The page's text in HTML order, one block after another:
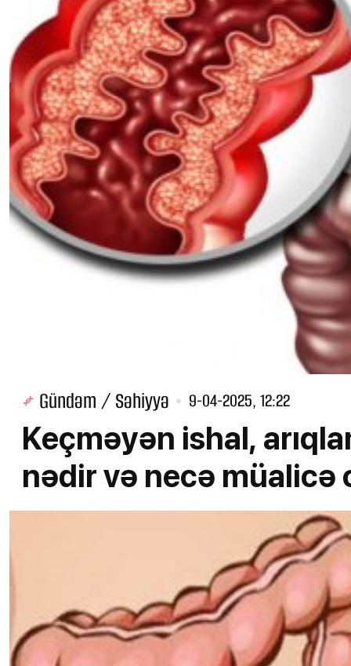
Gündəm / Səhiyyə 9-04-2025, 12:22
Keçməyən ishal,
nədir və necə müalicə